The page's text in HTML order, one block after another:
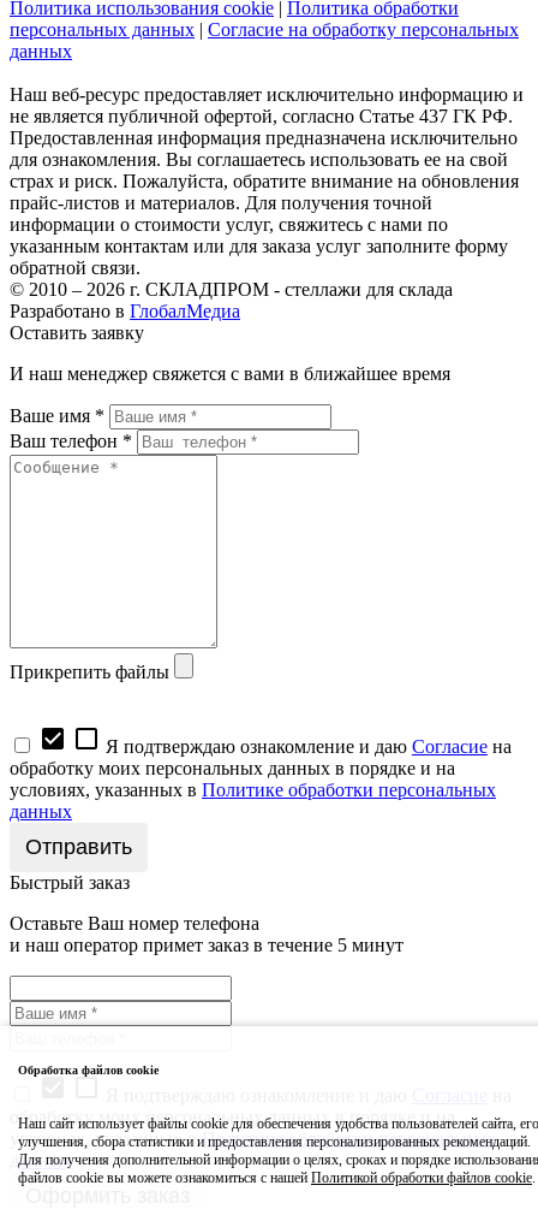
Политика использования cookie | Политика обработки
персональных данных | Согласие на обработку персональных
данных
Наш веб-ресурс предоставляет исключительно информацию и
не является публичной офертой, согласно Статье 437 ГК РФ.
Предоставленная информация предназначена исключительно
для ознакомления. Вы соглашаетесь использовать ее на свой
страх и риск. Пожалуйста, обратите внимание на обновления
прайс-листов и материалов. Для получения точной
информации о стоимости услуг, свяжитесь с нами по
указанным контактам или для заказа услуг заполните форму
обратной связи.
© 2010 – 2026 г. СКЛАДПРОМ - стеллажи для склада
Разработано в ГлобалМедиа
Оставить заявку
И наш менеджер свяжется с вами в ближайшее время
Ваше имя *
Ваш телефон *
Прикрепить файлы
check_box check_box_outline_blank Я подтверждаю ознакомление и даю Согласие на
обработку моих персональных данных в порядке и на
условиях, указанных в Политике обработки персональных
данных
Быстрый заказ
Оставьте Ваш номер телефона
и наш оператор примет заказ в течение 5 минут
обработку моих персональных данных в порядке и на
условиях, указанных вПолитике обработки персональных
данных
Обработка файлов cookie
Наш сайт использует файлы cookie для обеспечения удобства пользователей сайта, его
улучшения, сбора статистики и предоставления персонализированных рекомендаций.
Для получения дополнительной информации о целях, сроках и порядке
файлов cookie вы можете ознакомиться с нашей Политикой обработки файлов cookie.